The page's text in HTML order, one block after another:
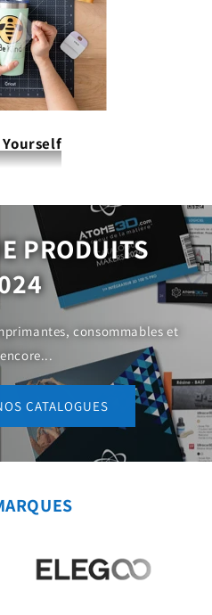
Yourself
PRODUITS
consommables et
CATALOGUES